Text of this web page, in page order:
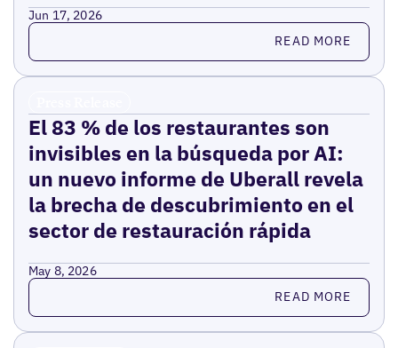
Jun 17, 2026
Read more READ MORE
El 83 % de los restaurantes son
invisibles en la búsqueda por AI:
un nuevo informe de Uberall revela
la brecha de descubrimiento en el
sector de restauración rápida
May 8, 2026
Read more READ MORE